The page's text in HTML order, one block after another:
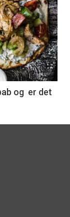
og er det